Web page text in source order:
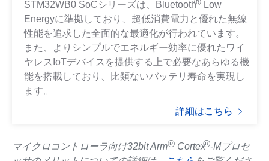
STM32WB0 SoCシリーズは、Bluetooth Low
Energyに準拠しており、超低消費電力と優れた無線
性能を追求した全面的な最適化が行われています。
また、よりシンプルでエネルギー効率に優れたワイ
ヤレスIoTデバイスを提供する上で必要なあらゆる機
能を搭載しており、比類ないバッテリ寿命を実現し
ます。
詳細はこちら
マイクロコントローラ向け32bit Arm®Cortex®-Mプロセ